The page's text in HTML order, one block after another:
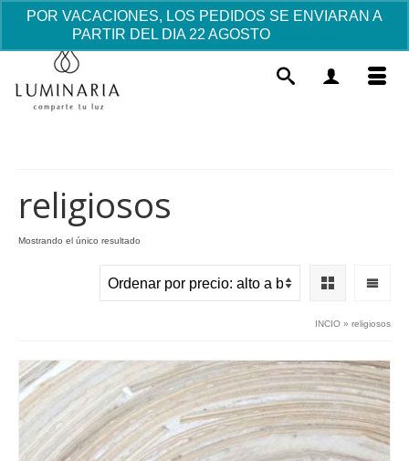
POR VACACIONES, LOS PEDIDOS SE ENVIARAN A
PARTIR DEL DIA 22 AGOSTO
religiosos
Mostrando el único resultado
INCIO » religiosos
Cartel "Sacia el pan..."
7.27€